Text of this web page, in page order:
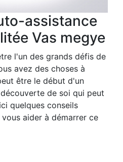
assistance
Vas megye
l'un des grands défis de
avez des choses à
être le début d'un
de soi qui peut
quelques conseils
aider à démarrer ce